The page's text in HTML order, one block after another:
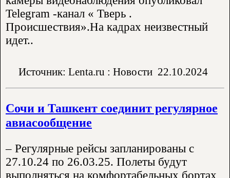
Telegram -канал « Тверь .
Происшествия».На кадрах неизвестный
идет..
Источник: Lenta.ru : Новости 22.10.2024
Сочи и Ташкент соединит регулярное
авиасообщение
– Регулярные рейсы запланированы с
27.10.24 по 26.03.25. Полеты будут
выполняться на комфортабельных бортах